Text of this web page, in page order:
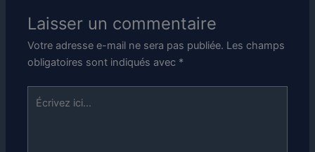
Laisser un commentaire
Votre adresse e-mail ne sera pas publiée. Les champs
obligatoires sont indiqués avec *
Écrivez
ici…